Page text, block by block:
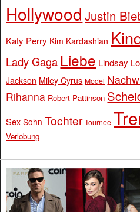
Hollywood Justin
Katy Perry Kim Kardashian
Lady Gaga Liebe Lindsay
Jackson Miley Cyrus Model
Rihanna Robert Pattinson
Sex Sohn Tochter Tournee
Verlobung